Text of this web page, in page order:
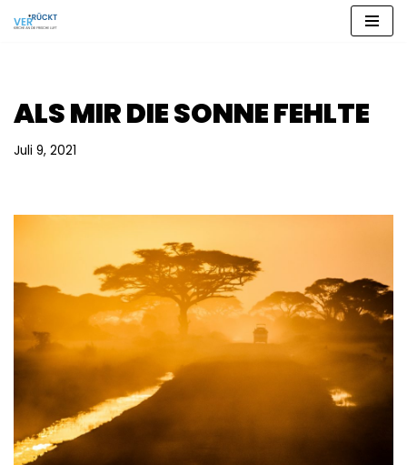
ALS MIR DIE SONNE FEHLTE
Juli 9, 2021